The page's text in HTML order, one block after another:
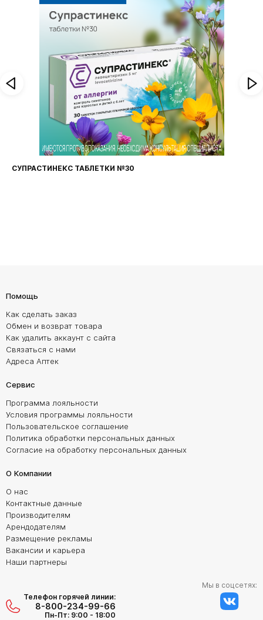
СУПРАСТИНЕКС ТАБЛЕТКИ №30
Помощь
Как сделать заказ
Обмен и возврат товара
Как удалить аккаунт с сайта
Связаться с нами
Адреса Аптек
Сервис
Программа лояльности
Условия программы лояльности
Пользовательское соглашение
Политика обработки персональных данных
Согласие на обработку персональных данных
О Компании
О нас
Контактные данные
Производителям
Арендодателям
Размещение рекламы
Вакансии и карьера
Наши партнеры
Телефон горячей линии:
8-800-234-99-66
Пн-Пт: 9:00 - 18:00
Мы в соцсетях: